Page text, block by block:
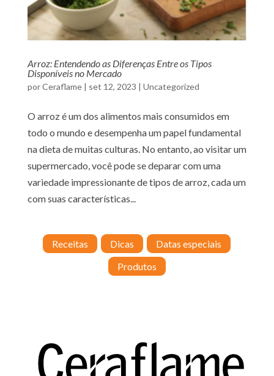
Arroz: Entendendo as Diferenças Entre os Tipos
Disponíveis no Mercado
porCeraflame| set 12, 2023 | Uncategorized
O arroz é um dos alimentos mais consumidos em
todo o mundo e desempenha um papel fundamental
na dieta de muitas culturas. No entanto, ao visitar um
supermercado, você pode se deparar com uma
variedade impressionante de tipos de arroz, cada um
com suas características...
Receitas Dicas
Datas especiais
Produtos